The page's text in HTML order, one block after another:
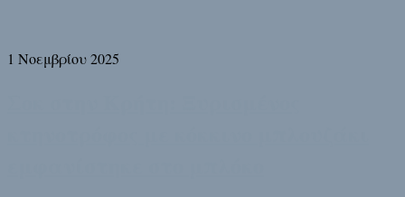
1 Νοεμβρίου 2025